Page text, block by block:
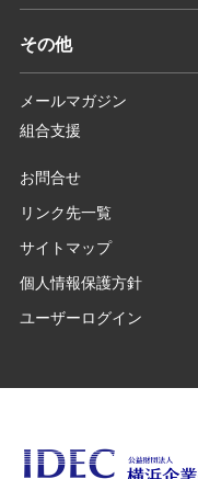
その他
メールマガジン
組合支援
お問合せ
リンク先一覧
サイトマップ
個人情報保護方針
ユーザーログイン